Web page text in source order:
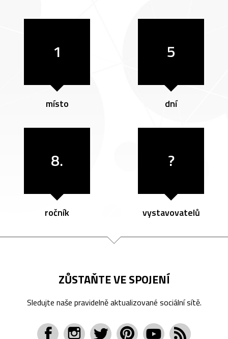
1
místo
5
dní
8.
ročník
?
vystavovatelů
ZŮSTAŇTE VE SPOJENÍ
Sledujte naše pravidelně aktualizované sociální sítě.